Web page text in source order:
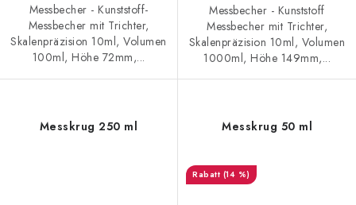
Messbecher - Kunststoff-
Messbecher mit Trichter,
Skalenpräzision 10ml, Volumen
100ml, Höhe 72mm,...
Messbecher - Kunststoff
Messbecher mit Trichter,
Skalenpräzision 10ml, Volumen
1000ml, Höhe 149mm,...
Messkrug 250 ml Messkrug 50 ml
(14 %)